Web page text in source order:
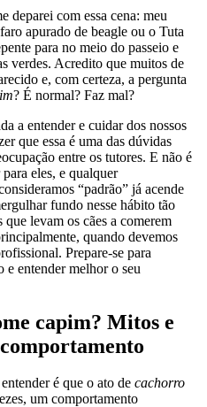
deparei com essa cena: meu
apurado de beagle ou o Tuta
para no meio do passeio e
verdes. Acredito que muitos de
e, com certeza, a pergunta
? É normal? Faz mal?
a entender e cuidar dos nossos
que essa é uma das dúvidas
entre os tutores. E não é
eles, e qualquer
“padrão” já acende
fundo nesse hábito tão
levam os cães a comerem
quando devemos
Prepare-se para
e entender melhor o seu
capim? Mitos e
é que o ato de cachorro
um comportamento